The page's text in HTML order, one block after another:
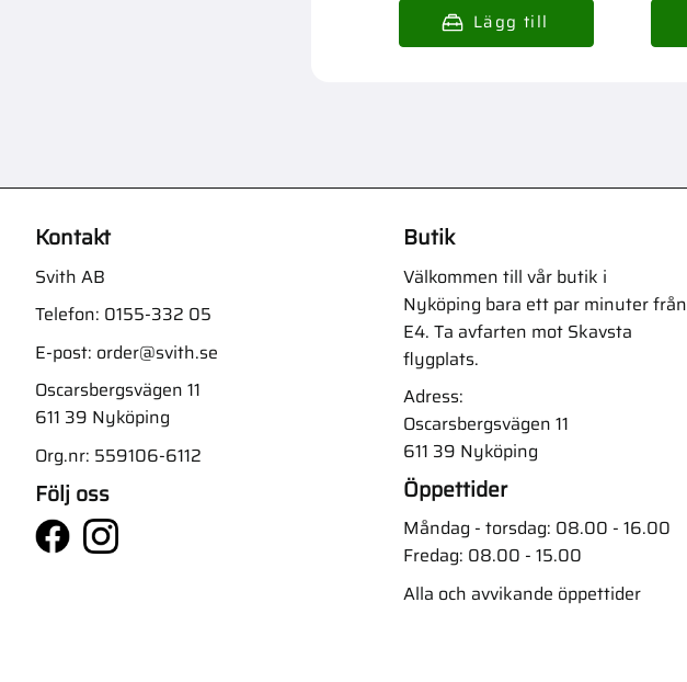
Kontakt
Svith AB
Telefon: 0155-332 05
E-post: order@svith.se
Oscarsbergsvägen 11
611 39 Nyköping
Org.nr: 559106-6112
Följ oss
Butik
Välkommen till vår butik i
Nyköping bara ett par minuter från
E4. Ta avfarten mot Skavsta
flygplats.
Adress:
Oscarsbergsvägen 11
611 39 Nyköping
Öppettider
Måndag - torsdag: 08.00 - 16.00
Fredag: 08.00 - 15.00
Alla och avvikande öppettider